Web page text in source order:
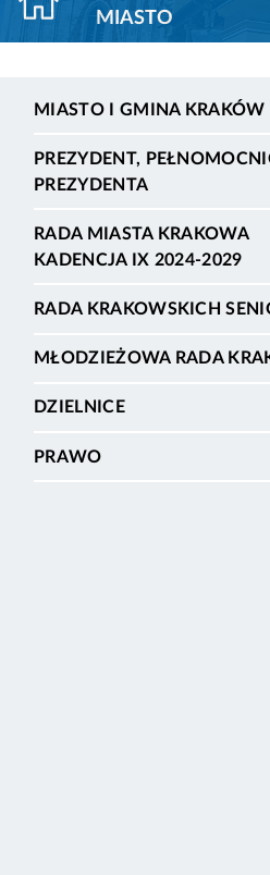
MIASTO
MIASTO I GMINA KRAKÓW
PREZYDENT,
PREZYDENTA
RADA MIASTA KRAKOWA
KADENCJA IX 2024-2029
RADA KRAKOWSKICH
MŁODZIEŻOWA RADA
DZIELNICE
PRAWO